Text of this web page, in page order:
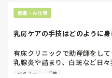
看護・お仕事
乳房ケアの手技はどのように
有床クリニックで助産師をして
乳腺炎や詰まり、白斑など日
す。しかし自分の手技に自信が
セミナー 手技